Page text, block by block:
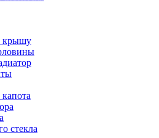
крышу
стекла